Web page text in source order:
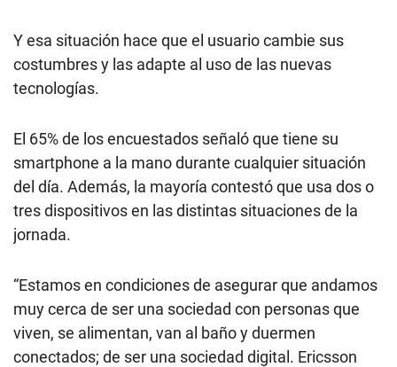
Y esa situación hace que el usuario cambie sus
costumbres y las adapte al uso de las nuevas
tecnologías.
El 65% de los encuestados señaló que tiene su
smartphone a la mano durante cualquier situación
del día. Además, la mayoría contestó que usa dos o
tres dispositivos en las distintas situaciones de la
jornada.
“Estamos en condiciones de asegurar que andamos
muy cerca de ser una sociedad con personas que
viven, se alimentan, van al baño y duermen
conectados; de ser una sociedad digital. Ericsson